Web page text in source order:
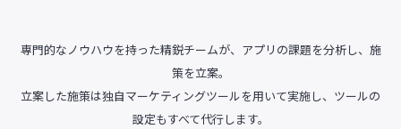
専門的なノウハウを持った精鋭チームが、アプリの課題を分析し、施
策を立案。
立案した施策は独自マーケティングツールを用いて実施し、ツールの
設定もすべて代行します。